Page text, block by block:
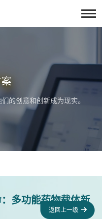
的创意和创新成为现实。
多功能药物载体新
返回上一级